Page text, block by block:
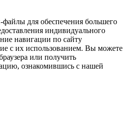
файлы для обеспечения большего
индивидуального
навигации по сайту
с их использованием. Вы можете
или получить
ознакомившись с нашей